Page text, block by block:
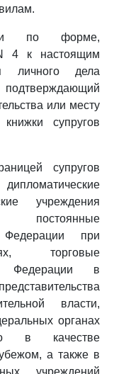
по форме,
4 к настоящим
личного дела
подтверждающий
или месту
супругов
супругов
учреждения
постоянные
Федерации при
торговые
Федерации в
власти,
органах
в качестве
а также в
учреждений